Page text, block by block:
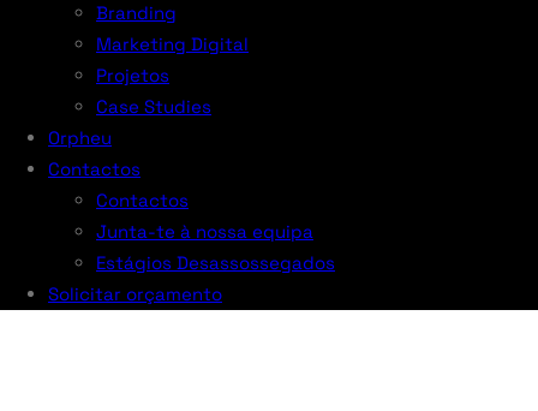
Branding
Marketing Digital
Projetos
Case Studies
Orpheu
Contactos
Contactos
Junta-te à nossa equipa
Estágios Desassossegados
Solicitar orçamento